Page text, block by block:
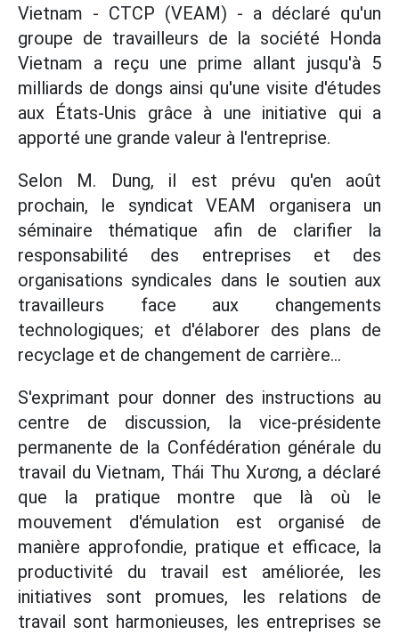
Vietnam - CTCP (VEAM) - a déclaré qu'un
groupe de travailleurs de la société Honda
Vietnam a reçu une prime allant jusqu'à 5
milliards de dongs ainsi qu'une visite d'études
aux États-Unis grâce à une initiative qui a
apporté une grande valeur à l'entreprise.
Selon M. Dung, il est prévu qu'en août
prochain, le syndicat VEAM organisera un
séminaire thématique afin de clarifier la
responsabilité des entreprises et des
organisations syndicales dans le soutien aux
travailleurs face aux changements
technologiques; et d'élaborer des plans de
recyclage et de changement de carrière...
S'exprimant pour donner des instructions au
centre de discussion, la vice-présidente
permanente de la Confédération générale du
travail du Vietnam, Thái Thu Xương, a déclaré
que la pratique montre que là où le
mouvement d'émulation est organisé de
manière approfondie, pratique et efficace, la
productivité du travail est améliorée, les
initiatives sont promues, les relations de
travail sont harmonieuses, les entreprises se